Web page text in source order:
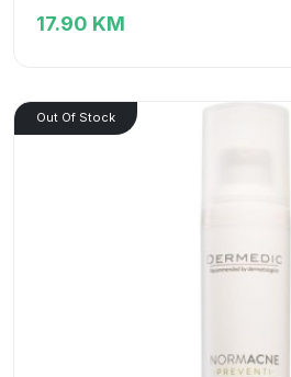
17.90 KM
Out Of Stock